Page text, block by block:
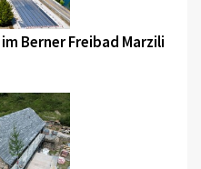
Berner Freibad Marzili